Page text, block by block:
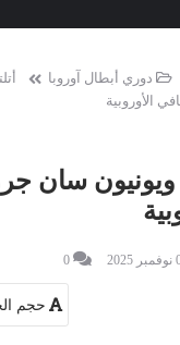
دوري أبطال آوروبا
الأوروبية
ويونيون سان
0
حجم